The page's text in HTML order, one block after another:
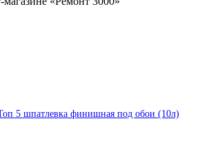
5 шпатлевка финишная под обои (10л)